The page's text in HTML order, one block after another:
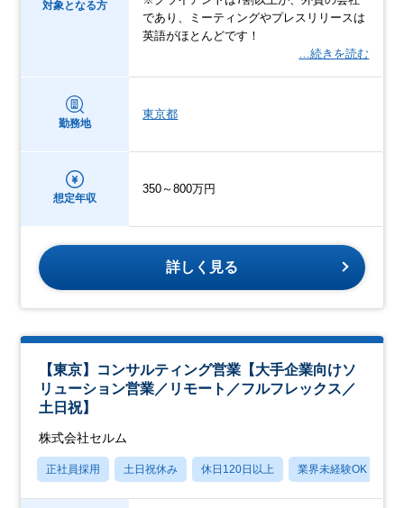
対象となる方
であり、ミーティングやプレスリリースは
英語がほとんどです！
…続きを読む
勤務地
東京都
想定年収
350～800万円
詳しく見る
【東京】コンサルティング営業【大手企業向けソ
リューション営業／リモート／フルフレックス／
土日祝】
株式会社セルム
正社員採用 土日祝休み 休日120日以上 業界未経験OK